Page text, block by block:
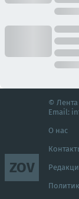
ZOV
© Лента
Email:
О нас